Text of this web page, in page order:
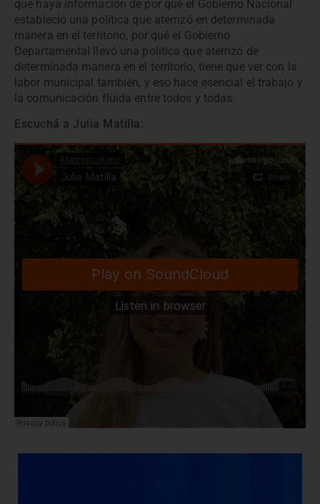
que haya información de por qué el Gobierno Nacional
estableció una política que aterrizó en determinada
manera en el territorio, por qué el Gobierno
Departamental llevó una política que aterrizó de
determinada manera en el territorio, tiene que ver con la
labor municipal también, y eso hace esencial el trabajo y
la comunicación fluida entre todos y todas.
Escuchá a Julia Matilla: